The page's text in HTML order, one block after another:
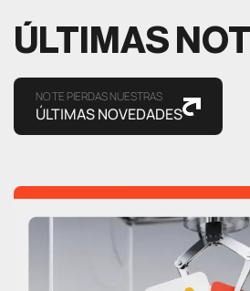
ÚLTIMAS
NO TE PIERDAS NUESTRAS
ÚLTIMAS NOVEDADES